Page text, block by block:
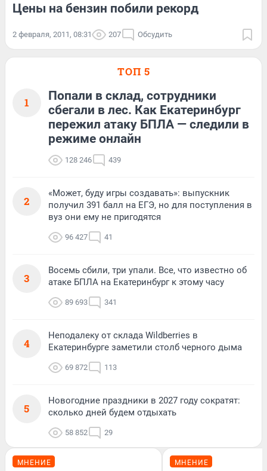
Цены на бензин побили рекорд
2 февраля, 2011, 08:31 207 Обсудить
ТОП 5
1
Попали в склад, сотрудники
сбегали в лес. Как Екатеринбург
пережил атаку БПЛА — следили в
режиме онлайн
128 246 439
2
«Может, буду игры создавать»: выпускник
получил 391 балл на ЕГЭ, но для поступления в
вуз они ему не пригодятся
96 427 41
3
Восемь сбили, три упали. Все, что известно об
атаке БПЛА на Екатеринбург к этому часу
89 693 341
4
Неподалеку от склада Wildberries в
Екатеринбурге заметили столб черного дыма
69 872 113
5
Новогодние праздники в 2027 году сократят:
сколько дней будем отдыхать
58 852 29
МНЕНИЕ МНЕНИЕ